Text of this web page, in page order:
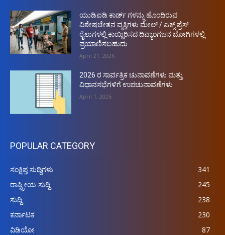
ಯುಡಿಐಡಿ ಕಾರ್ಡ್ ಗಳನ್ನು ಹೊಂದಿರುವ
ವಿಶೇಷಚೇತನ ವ್ಯಕ್ತಿಗಳು ಮೇಲ್ / ಎಕ್ಸ್ ಪ್ರೆಸ್
ರೈಲುಗಳಲ್ಲಿ ಕಾಯ್ದಿರಿಸದ ದಿವ್ಯಾಂಗಜನ ಬೋಗಿಗಳಲ್ಲಿ
ಪ್ರಯಾಣಿಸಬಹುದು
April 21, 2026
2026 ರ ಸಾರ್ವತ್ರಿಕ ಚುನಾವಣೆಗಳು ಮತ್ತು
ವಿಧಾನಸಭೆಗಳಿಗೆ ಉಪಚುನಾವಣೆಗಳು
April 1, 2026
POPULAR CATEGORY
ಸಂಕ್ಷಿಪ್ತ ಸುದ್ದಿಗಳು
341
ರಾಷ್ಟ್ರೀಯ ಸುದ್ದಿ
245
ಸುದ್ದಿ
238
ಕರ್ನಾಟಕ
230
ವಿಡಿಯೋ
87